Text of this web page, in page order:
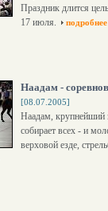
Праздник длится
17 июля.
подробнее
Наадам -
[08.07.2005]
Наадам, крупнейший
собирает всех - и
верховой езде,